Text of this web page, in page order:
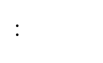
content